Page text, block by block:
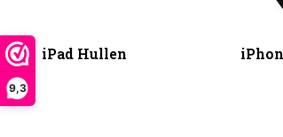
9,3
iPad Hullen